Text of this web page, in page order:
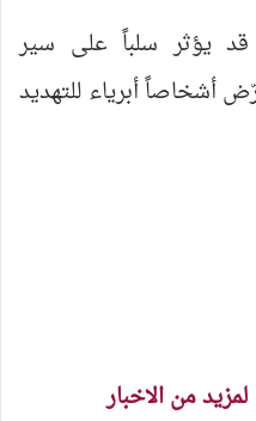
قد يؤثر سلباً على سير
أشخاصاً أبرياء للتهديد
من الاخبار